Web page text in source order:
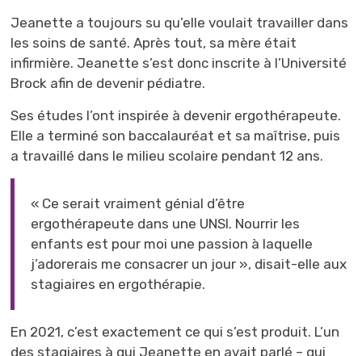
Jeanette a toujours su qu’elle voulait travailler dans
les soins de santé. Après tout, sa mère était
infirmière. Jeanette s’est donc inscrite à l’Université
Brock afin de devenir pédiatre.
Ses études l’ont inspirée à devenir ergothérapeute.
Elle a terminé son baccalauréat et sa maîtrise, puis
a travaillé dans le milieu scolaire pendant 12 ans.
« Ce serait vraiment génial d’être
ergothérapeute dans une UNSI. Nourrir les
enfants est pour moi une passion à laquelle
j’adorerais me consacrer un jour », disait-elle aux
stagiaires en ergothérapie.
En 2021, c’est exactement ce qui s’est produit. L’un
des stagiaires à qui Jeanette en avait parlé – qui